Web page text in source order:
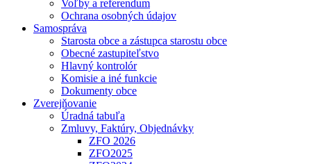
Voľby a referendum
Ochrana osobných údajov
Samospráva
Starosta obce a zástupca starostu obce
Obecné zastupiteľstvo
Hlavný kontrolór
Komisie a iné funkcie
Dokumenty obce
Zverejňovanie
Úradná tabuľa
Zmluvy, Faktúry, Objednávky
ZFO 2026
ZFO2025